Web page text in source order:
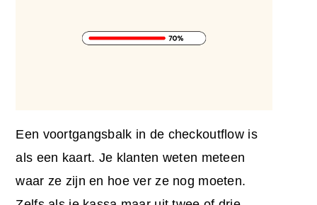
Een voortgangsbalk in de checkoutflow is
als een kaart. Je klanten weten meteen
waar ze zijn en hoe ver ze nog moeten.